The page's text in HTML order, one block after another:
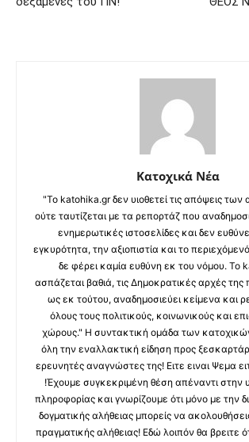
Κατοχικά Νέα
"Το katohika.gr δεν υιοθετεί τις απόψεις
ούτε ταυτίζεται με τα ρεπορτάζ που
ενημερωτικές ιστοσελίδες και δεν
εγκυρότητα, την αξιοπιστία και το
δε φέρει καμία ευθύνη εκ του νόμου. Το
ασπάζεται βαθιά, τις Δημοκρατικές αρχές
ως εκ τούτου, αναδημοσιεύει κείμενα και
όλους τους πολιτικούς, κοινωνικούς και
χώρους." Η συντακτική ομάδα των
όλη την εναλλακτική είδηση προς
ερευνητές αναγνώστες της! Ειτε ειναι Ψεμα
!Έχουμε συγκεκριμένη θέση απέναντι στην
πληροφορίας και γνωρίζουμε ότι μόνο με την
δογματικής αλήθειας μπορείς να
πραγματικής αλήθειας! Εδώ λοιπόν θα βρειτε